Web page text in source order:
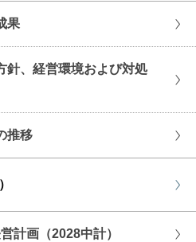
果
針、経営環境および対処
推移
計画（2028中計）